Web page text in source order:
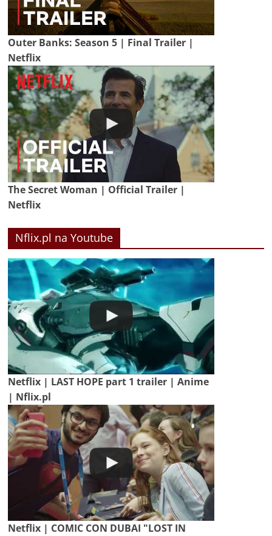
Outer Banks: Season 5 | Final Trailer |
Netflix
The Secret Woman | Official Trailer |
Netflix
Nflix.pl na Youtube
Netflix | LAST HOPE part 1 trailer | Anime
| Nflix.pl
Netflix | COMIC CON DUBAI "LOST IN